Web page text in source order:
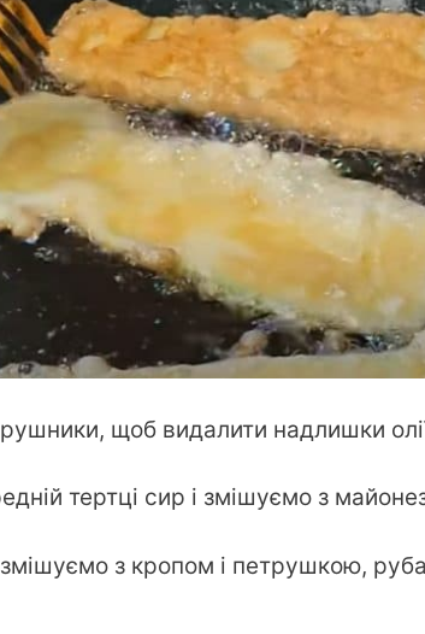
щоб видалити надлишки
тертці сир і змішуємо з
з кропом і петрушкою,